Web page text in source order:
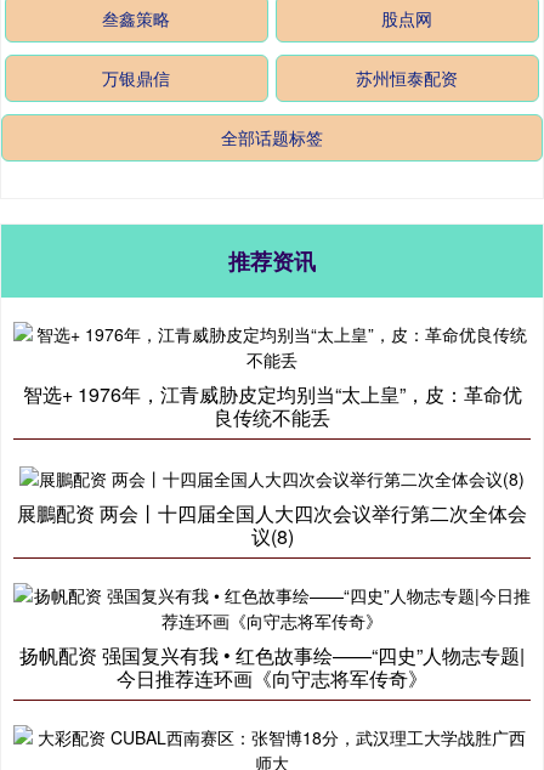
叁鑫策略 股点网
万银鼎信 苏州恒泰配资
全部话题标签
推荐资讯
智选+ 1976年，江青威胁皮定均别当“太上皇”，皮：革命优
良传统不能丢
展鵬配资 两会丨十四届全国人大四次会议举行第二次全体会
议(8)
扬帆配资 强国复兴有我 • 红色故事绘——“四史”人物志专题|
今日推荐连环画《向守志将军传奇》